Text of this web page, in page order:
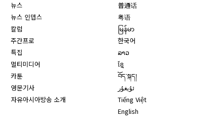
뉴스
뉴스 인뎁스
칼럼
주간프로
특집
멀티미디어
카툰
영문기사
자유아시아방송 소개
普通话
粤语
မြန်မာ
한국어
ລາວ
ខ្មែ
བོད་སྐད།
ئۇيغۇر
Tiếng Việt
English